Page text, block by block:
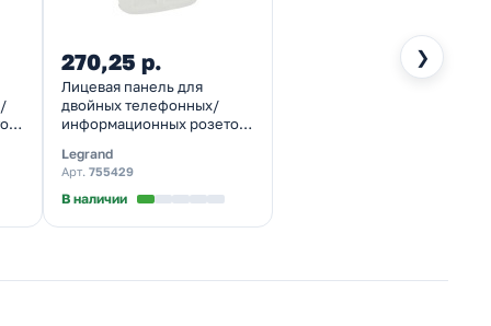
❯
270,25 р.
Лицевая панель для
двойных телефонных/
информационных розеток
жемчуг
Legrand
Арт. 755429
В наличии